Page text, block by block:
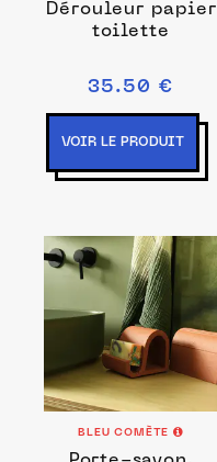
Dérouleur papier
toilette
35.50 €
VOIR LE PRODUIT
BLEU COMÈTE